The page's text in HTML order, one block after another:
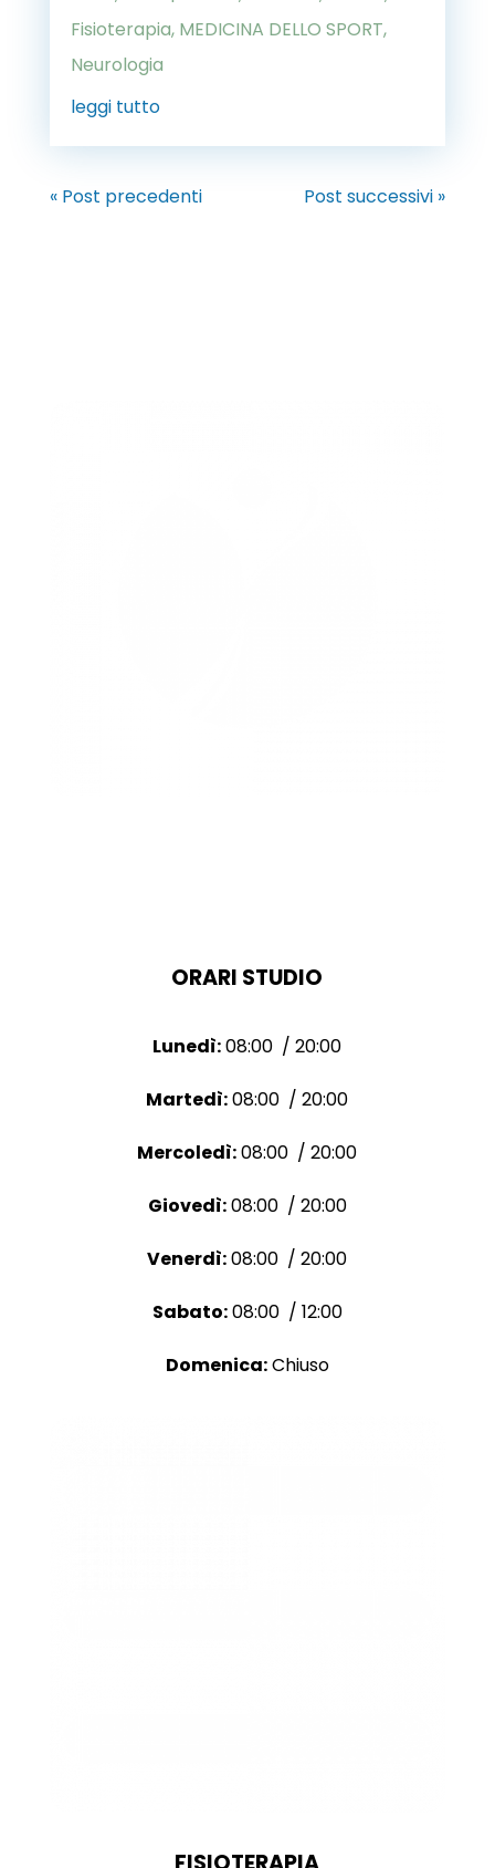
Fisioterapia, MEDICINA DELLO SPORT,
Neurologia
leggi tutto
« Post precedenti Post successivi »
ORARI STUDIO
Lunedì:08:00 / 20:00
Martedì:08:00 / 20:00
Mercoledì:08:00 / 20:00
Giovedì:08:00 / 20:00
Venerdì:08:00 / 20:00
Sabato:08:00 / 12:00
Domenica:Chiuso